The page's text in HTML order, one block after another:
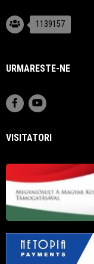
1139157
URMARESTE-NE
VISITATORI